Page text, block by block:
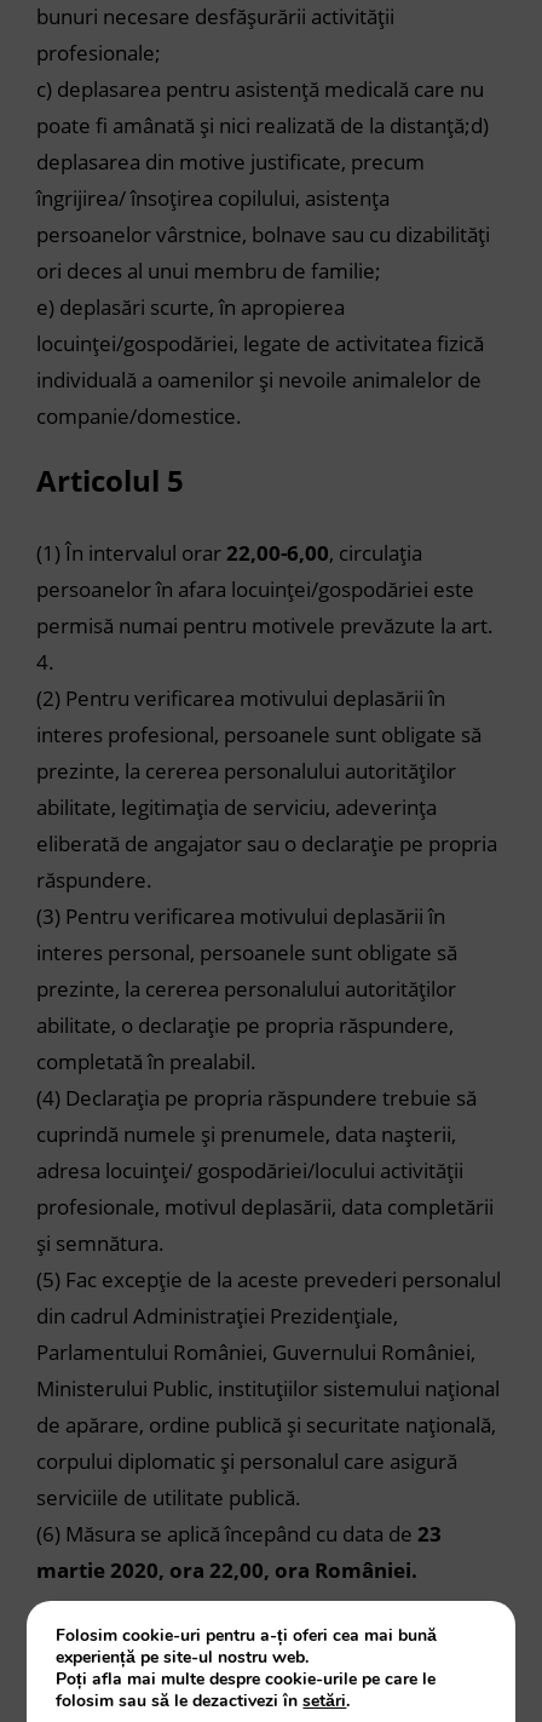
bunuri necesare desfășurării activității
profesionale;
c) deplasarea pentru asistență medicală care nu
poate fi amânată și nici realizată de la distanță;d)
deplasarea din motive justificate, precum
îngrijirea/ însoțirea copilului, asistența
persoanelor vârstnice, bolnave sau cu dizabilități
ori deces al unui membru de familie;
e) deplasări scurte, în apropierea
locuinței/gospodăriei, legate de activitatea fizică
individuală a oamenilor și nevoile animalelor de
companie/domestice.
Articolul 5
(1) În intervalul orar22,00-6,00, circulația
persoanelor în afara locuinței/gospodăriei este
permisă numai pentru motivele prevăzute la art.
4.
(2) Pentru verificarea motivului deplasării în
interes profesional, persoanele sunt obligate să
prezinte, la cererea personalului autorităților
abilitate, legitimația de serviciu, adeverința
eliberată de angajator sau o declarație pe propria
răspundere.
(3) Pentru verificarea motivului deplasării în
interes personal, persoanele sunt obligate să
prezinte, la cererea personalului autorităților
abilitate, o declarație pe propria răspundere,
completată în prealabil.
(4) Declarația pe propria răspundere trebuie să
cuprindă numele și prenumele, data nașterii,
adresa locuinței/ gospodăriei/locului activității
profesionale, motivul deplasării, data completării
și semnătura.
(5) Fac excepție de la aceste prevederi personalul
din cadrul Administrației Prezidențiale,
Parlamentului României, Guvernului României,
Ministerului Public, instituțiilor sistemului național
de apărare, ordine publică și securitate națională,
corpului diplomatic și personalul care asigură
serviciile de utilitate publică.
(6) Măsura se aplică începând cu data de 23
martie 2020, ora 22,00, ora României.
Folosim cookie-uri pentru a-ți oferi cea mai bună
experiență pe site-ul nostru web.
Poți afla mai multe despre cookie-urile pe care le
folosim sau să le dezactivezi însetări.